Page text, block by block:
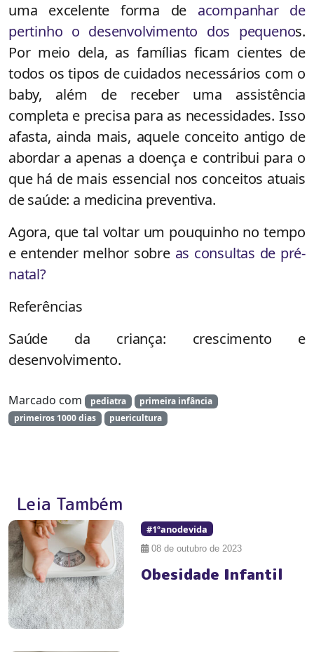
uma excelente forma de acompanhar de
pertinho o desenvolvimento dos pequenos.
Por meio dela, as famílias ficam cientes de
todos os tipos de cuidados necessários com o
baby, além de receber uma assistência
completa e precisa para as necessidades. Isso
afasta, ainda mais, aquele conceito antigo de
abordar a apenas a doença e contribui para o
que há de mais essencial nos conceitos atuais
de saúde: a medicina preventiva.
Agora, que tal voltar um pouquinho no tempo
e entender melhor sobre as consultas de pré-
natal?
Referências
Saúde da criança: crescimento e
desenvolvimento.
Marcado com pediatra
primeira infância
primeiros 1000 dias
puericultura
Leia Também
#1ºanodevida
08 de outubro de 2023
Obesidade Infantil